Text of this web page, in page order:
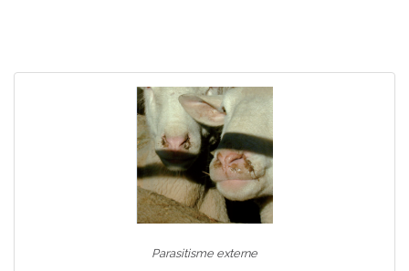
Parasitisme externe